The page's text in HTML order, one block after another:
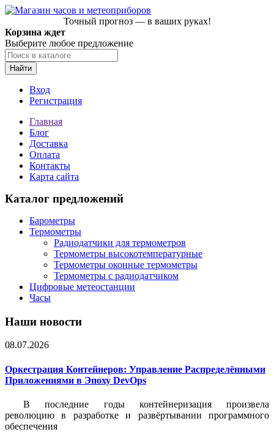
Точный прогноз — в ваших руках!
Корзина ждет
Выберите любое предложение
Найти
Вход
Регистрация
Главная
Блог
Доставка
Оплата
Контакты
Карта сайта
Каталог предложений
Барометры
Термометры
Радиодатчики для термометров
Термометры высокотемпературные
Термометры оконные термометры
Термометры с радиодатчиком
Цифровые метеостанции
Часы
Наши новости
08.07.2026
Оркестрация Контейнеров: Управление Распределёнными
Приложениями в Эпоху DevOps
В последние годы контейнеризация произвела
революцию в разработке и развёртывании программного
обеспечения